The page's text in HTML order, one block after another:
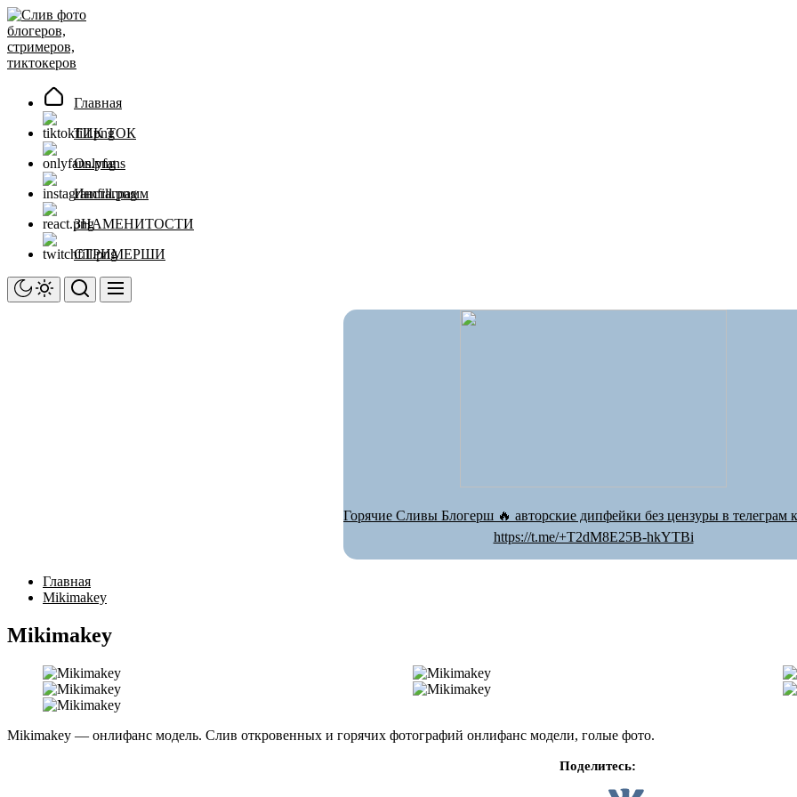
Перейти
к
содержимому
Главная
ТИК ТОК
Onlyfans
Инстаграмм
ЗНАМЕНИТОСТИ
СТРИМЕРШИ
Горячие Сливы Блогерш 🔥 авторские дипфейки без цензуры в телеграм
https://t.me/+T2dM8E25B-hkYTBi
Главная
Mikimakey
Mikimakey
Mikimakey — онлифанс модель. Слив откровенных и горячих фотографий онлифанс модели, голые фото.
Поделитесь: